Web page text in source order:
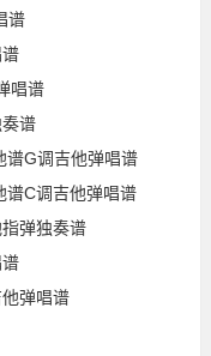
谱
唱谱
谱
谱G调吉他弹唱谱
谱C调吉他弹唱谱
弹独奏谱
弹唱谱